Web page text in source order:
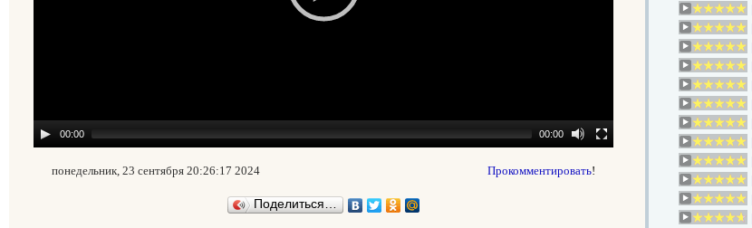
00:00 00:00
понедельник, 23 сентября 20:26:17 2024 Прокомментировать!
Поделиться…